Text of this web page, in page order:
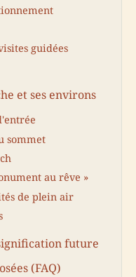
guidées
et ses environs
sommet
au rêve »
de plein air
future
(FAQ)